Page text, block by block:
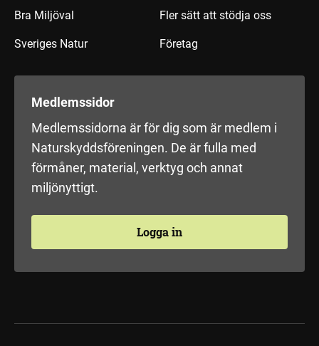
Bra Miljöval
Sveriges Natur
Fler sätt att stödja oss
Företag
Medlemssidor
Medlemssidorna är för dig som är medlem i
Naturskyddsföreningen. De är fulla med
förmåner, material, verktyg och annat
miljönyttigt.
Logga in